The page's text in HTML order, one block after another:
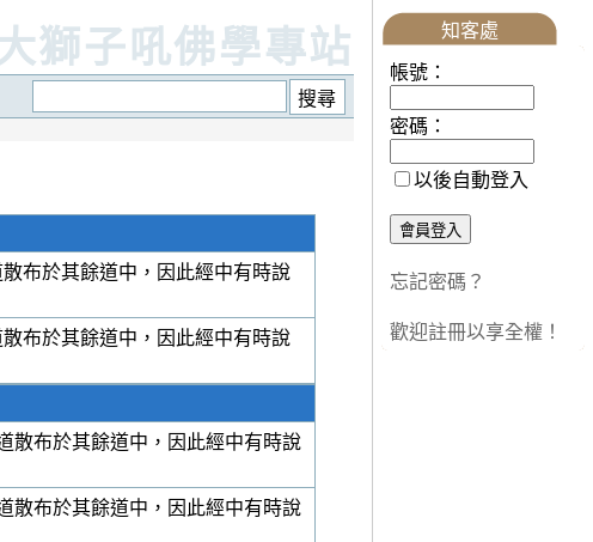
獅子吼佛學專站
布於其餘道中，因此經中有時說
布於其餘道中，因此經中有時說
散布於其餘道中，因此經中有時說
散布於其餘道中，因此經中有時說
知客處
帳號：
密碼：
以後自動登入
忘記密碼？
歡迎註冊以享全權！